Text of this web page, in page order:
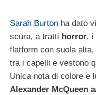
Sarah Burton ha dato
scura, a tratti horror, i
flatform con suola
tra i capelli e vestono
Unica nota di colore e
Alexander McQueen